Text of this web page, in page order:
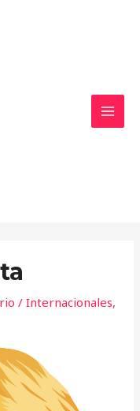
/Internacionales,